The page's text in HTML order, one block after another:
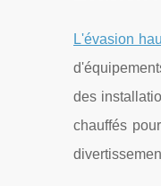
L'évasion
des
chauffés